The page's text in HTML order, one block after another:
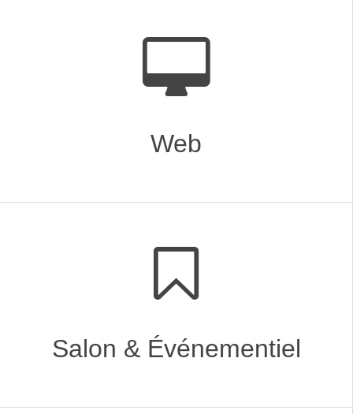
Web
Salon & Événementiel